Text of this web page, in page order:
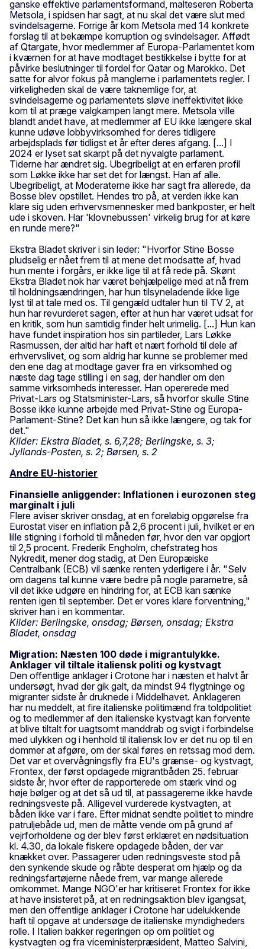
ganske effektive parlamentsformand, malteseren Roberta
Metsola, i spidsen har sagt, at nu skal det være slut med
svindelsagerne. Forrige år kom Metsola med 14 konkrete
forslag til at bekæmpe korruption og svindelsager. Affødt
af Qtargate, hvor medlemmer af Europa-Parlamentet kom
i kværnen for at have modtaget bestikkelse i bytte for at
påvirke beslutninger til fordel for Qatar og Marokko. Det
satte for alvor fokus på manglerne i parlamentets regler. I
virkeligheden skal de være taknemlige for, at
svindelsagerne og parlamentets sløve ineffektivitet ikke
kom til at præge valgkampen langt mere. Metsola ville
blandt andet have, at medlemmer af EU ikke længere skal
kunne udøve lobbyvirksomhed for deres tidligere
arbejdsplads før tidligst et år efter deres afgang. [...] I
2024 er lyset sat skarpt på det nyvalgte parlament.
Tiderne har ændret sig. Ubegribeligt at en erfaren profil
som Løkke ikke har set det for længst. Han af alle.
Ubegribeligt, at Moderaterne ikke har sagt fra allerede, da
Bosse blev opstillet. Hendes tro på, at verden ikke kan
klare sig uden erhvervsmennesker med bankposter, er helt
ude i skoven. Har 'klovnebussen' virkelig brug for at køre
en runde mere?"
Ekstra Bladet skriver i sin leder: "Hvorfor Stine Bosse
pludselig er nået frem til at mene det modsatte af, hvad
hun mente i forgårs, er ikke lige til at få rede på. Skønt
Ekstra Bladet nok har været behjælpelige med at nå frem
til holdningsændringen, har hun tilsyneladende ikke lige
lyst til at tale med os. Til gengæld udtaler hun til TV 2, at
hun har revurderet sagen, efter at hun har været udsat for
en kritik, som hun samtidig finder helt urimelig. [...] Hun kan
have fundet inspiration hos sin partileder, Lars Løkke
Rasmussen, der altid har haft et nært forhold til dele af
erhvervslivet, og som aldrig har kunne se problemer med
den ene dag at modtage gaver fra en virksomhed og
næste dag tage stilling i en sag, der handler om den
samme virksomheds interesser. Han opererede med
Privat-Lars og Statsminister-Lars, så hvorfor skulle Stine
Bosse ikke kunne arbejde med Privat-Stine og Europa-
Parlament-Stine? Det kan hun så ikke længere, og tak for
det."
Kilder: Ekstra Bladet, s. 6,7,28; Berlingske, s. 3;
Jyllands-Posten, s. 2; Børsen, s. 2
Andre EU-historier
Finansielle anliggender: Inflationen i eurozonen steg
marginalt i juli
Flere aviser skriver onsdag, at en foreløbig opgørelse fra
Eurostat viser en inflation på 2,6 procent i juli, hvilket er en
lille stigning i forhold til måneden før, hvor den var opgjort
til 2,5 procent. Frederik Engholm, chefstrateg hos
Nykredit, mener dog stadig, at Den Europæiske
Centralbank (ECB) vil sænke renten yderligere i år. "Selv
om dagens tal kunne være bedre på nogle parametre, så
vil det ikke udgøre en hindring for, at ECB kan sænke
renten igen til september. Det er vores klare forventning,"
skriver han i en kommentar.
Kilder: Berlingske, onsdag; Børsen, onsdag; Ekstra
Bladet, onsdag
Migration: Næsten 100 døde i migrantulykke.
Anklager vil tiltale italiensk politi og kystvagt
Den offentlige anklager i Crotone har i næsten et halvt år
undersøgt, hvad der gik galt, da mindst 94 flygtninge og
migranter sidste år druknede i Middelhavet. Anklageren
har nu meddelt, at fire italienske politimænd fra toldpolitiet
og to medlemmer af den italienske kystvagt kan forvente
at blive tiltalt for uagtsomt manddrab og svigt i forbindelse
med ulykken og i henhold til italiensk lov er det nu op til en
dommer at afgøre, om der skal føres en retssag mod dem.
Det var et overvågningsfly fra EU's grænse- og kystvagt,
Frontex, der først opdagede migrantbåden 25. februar
sidste år, hvor efter de rapporterede om stærk vind og
høje bølger og at det så ud til, at passagererne ikke havde
redningsveste på. Alligevel vurderede kystvagten, at
båden ikke var i fare. Efter midnat sendte politiet to mindre
patruljebåde ud, men de måtte vende om på grund af
vejrforholdene og der blev først erklæret en nødsituation
kl. 4.30, da lokale fiskere opdagede båden, der var
knækket over. Passagerer uden redningsveste stod på
den synkende skude og råbte desperat om hjælp og da
redningsfartøjerne nåede frem, var mange allerede
omkommet. Mange NGO'er har kritiseret Frontex for ikke
at have insisteret på, at en redningsaktion blev igangsat,
men den offentlige anklager i Crotone har udelukkende
haft til opgave at undersøge de italienske myndigheders
rolle. I Italien bakker regeringen op om politiet og
kystvagten og fra viceministerpræsident, Matteo Salvini,